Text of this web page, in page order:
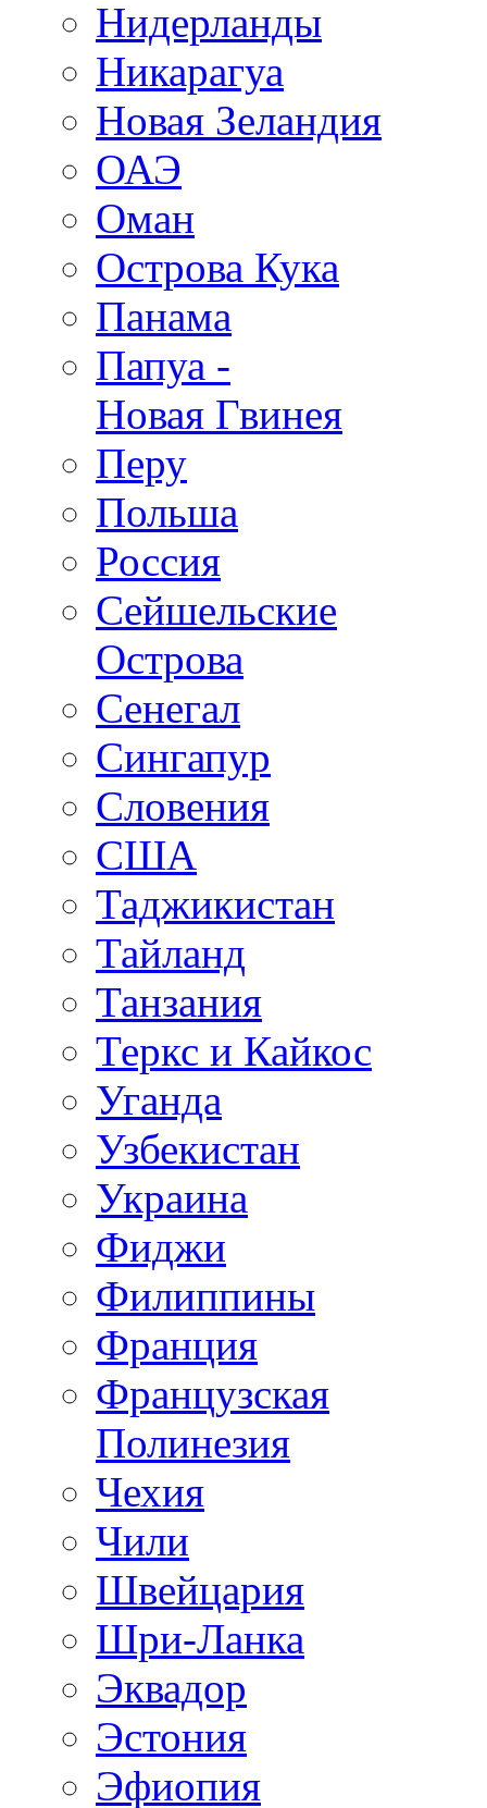
Нидерланды
Никарагуа
Новая Зеландия
ОАЭ
Оман
Острова Кука
Панама
Папуа -
Новая Гвинея
Перу
Польша
Россия
Сейшельские
Острова
Сенегал
Сингапур
Словения
США
Таджикистан
Тайланд
Танзания
Теркс и Кайкос
Уганда
Узбекистан
Украина
Фиджи
Филиппины
Франция
Французская
Полинезия
Чехия
Чили
Швейцария
Шри-Ланка
Эквадор
Эстония
Эфиопия